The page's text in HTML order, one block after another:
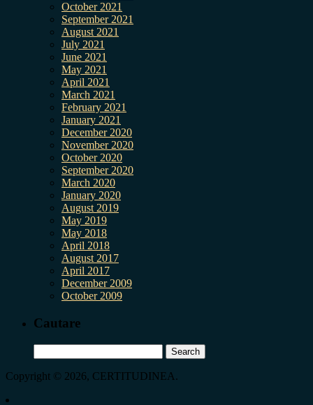
October 2021
September 2021
August 2021
July 2021
June 2021
May 2021
April 2021
March 2021
February 2021
January 2021
December 2020
November 2020
October 2020
September 2020
March 2020
January 2020
August 2019
May 2019
May 2018
April 2018
August 2017
April 2017
December 2009
October 2009
Cautare
for:
Copyright © 2026, CERTITUDINEA.